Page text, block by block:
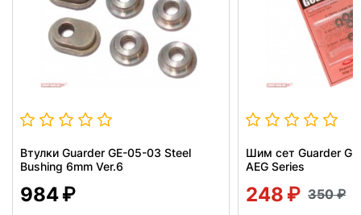
Втулки Guarder GE-05-03 Steel
Bushing 6mm Ver.6
984
Шим сет Guarder
AEG Series
248 350